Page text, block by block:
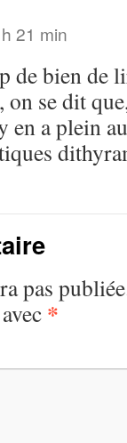
21 min
de bien de
on se dit
en a plein
pas
*